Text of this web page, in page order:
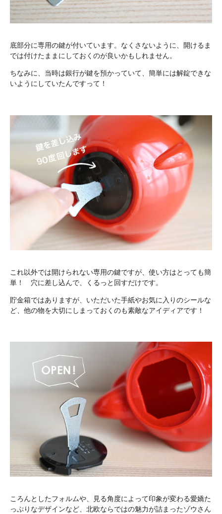
底部分に専用の鍵が付いています。なくさないように、開けるま
では付けたままにしておくのが良いかもしれません。
ちなみに、当時は銀行が鍵を預かっていて、簡単には解錠できな
いようにしていたんですって！
これ以外では開けられない専用の鍵ですが、使い方はとっても簡
単！ 穴に差し込んで、くるっと回すだけです。
貯金箱ではありますが、いただいた手紙やお気に入りのシールな
ど、他の物を大切にしまっておくのも素敵なアイディアです！
ころんとしたフォルムや、見る角度によって印象が変わる愛嬌た
っぷりなデザインなど、北欧ならではの魅力が詰まったゾウさん